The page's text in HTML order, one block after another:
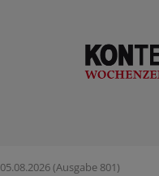
05.08.2026 (Ausgabe 801)